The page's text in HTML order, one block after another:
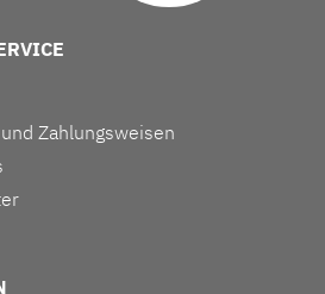
Zahlungsweisen